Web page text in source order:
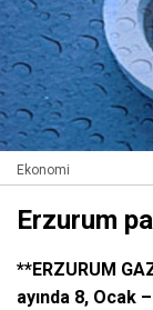
Ekonomi
Erzurum
**ERZURUM
ayında 8, Ocak